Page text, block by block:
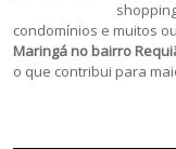
condomínios e muitos
Maringá no bairro
o que contribui para